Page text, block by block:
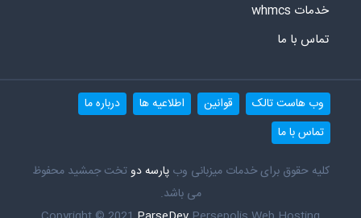
خدمات whmcs
تماس با ما
وب هاست تالک قوانین اطلاعیه ها
درباره ما
تماس با ما
کلیه حقوق برای خدمات میزبانی وبپارسه دوتخت جمشید محفوظ
می باشد.